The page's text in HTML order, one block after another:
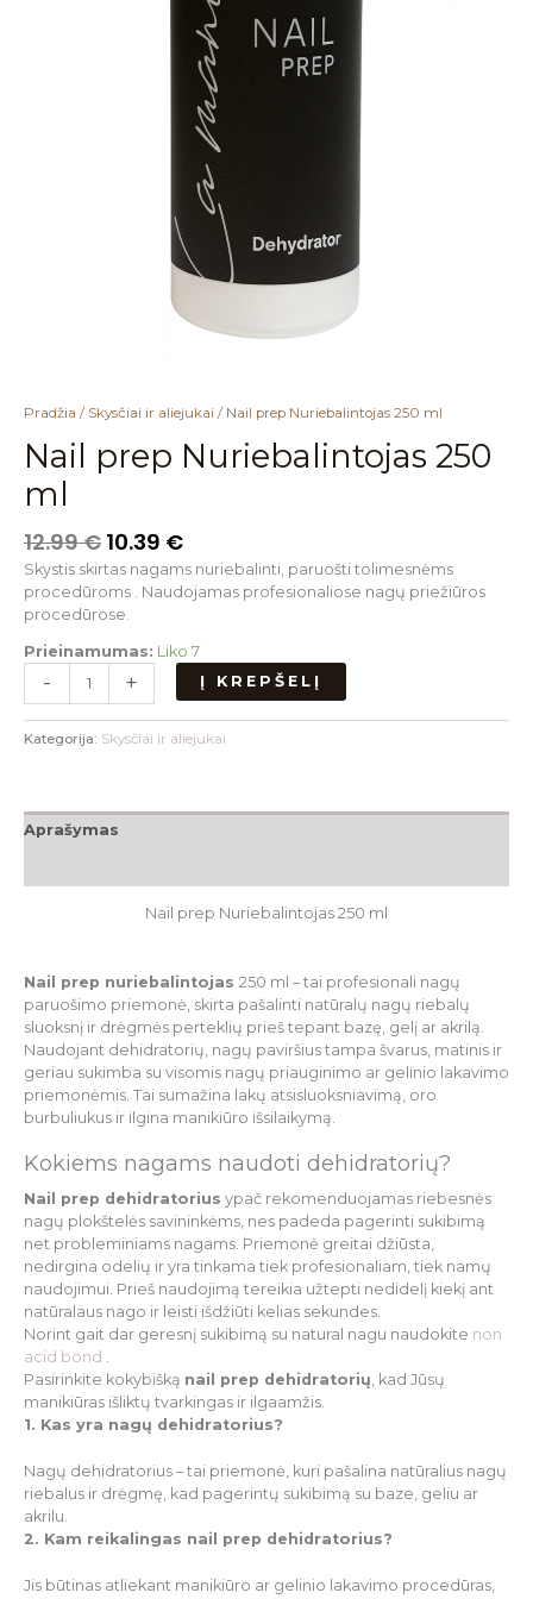
Pradžia / Skysčiai ir aliejukai / Nail prep Nuriebalintojas 250 ml
Nail prep Nuriebalintojas 250
ml
12.99€ 10.39 €
Skystis skirtas nagams nuriebalinti, paruošti tolimesnėms
procedūroms . Naudojamas profesionaliose nagų priežiūros
procedūrose.
Prieinamumas: Liko 7
- + Į KREPŠELĮ
Kategorija: Skysčiai ir aliejukai
Aprašymas
Nail prep Nuriebalintojas 250 ml
Nail prep nuriebalintojas 250 ml – tai profesionali nagų
paruošimo priemonė, skirta pašalinti natūralų nagų riebalų
sluoksnį ir drėgmės perteklių prieš tepant bazę, gelį ar akrilą.
Naudojant dehidratorių, nagų paviršius tampa švarus, matinis ir
geriau sukimba su visomis nagų priauginimo ar gelinio lakavimo
priemonėmis. Tai sumažina lakų atsisluoksniavimą, oro
burbuliukus ir ilgina manikiūro išsilaikymą.
Kokiems nagams naudoti dehidratorių?
Nail prep dehidratorius ypač rekomenduojamas riebesnės
nagų plokštelės savininkėms, nes padeda pagerinti sukibimą
net probleminiams nagams. Priemonė greitai džiūsta,
nedirgina odelių ir yra tinkama tiek profesionaliam, tiek namų
naudojimui. Prieš naudojimą tereikia užtepti nedidelį kiekį ant
natūralaus nago ir leisti išdžiūti kelias sekundes.
Norint gait dar geresnį sukibimą su natural nagu naudokite non
acid bond .
Pasirinkite kokybišką nail prep dehidratorių, kad Jūsų
manikiūras išliktų tvarkingas ir ilgaamžis.
1. Kas yra nagų dehidratorius?
Nagų dehidratorius – tai priemonė, kuri pašalina natūralius nagų
riebalus ir drėgmę, kad pagerintų sukibimą su baze, geliu ar
akrilu.
2. Kam reikalingas nail prep dehidratorius?
Jis būtinas atliekant manikiūro ar gelinio lakavimo procedūras,